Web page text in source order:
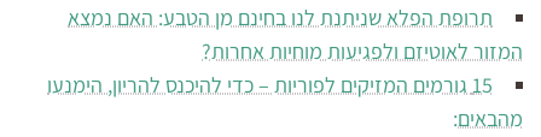
תרופת הפלא שניתנת לנו בחינם מן הטבע: האם נמצא
המזור לאוטיזם ולפגיעות מוחיות אחרות?
15 גורמים המזיקים לפוריות – כדי להיכנס להריון, הימנעו
מהבאים: